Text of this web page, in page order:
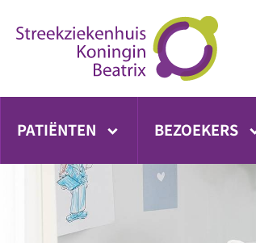
direct
PATIËNTEN BEZOEKERS